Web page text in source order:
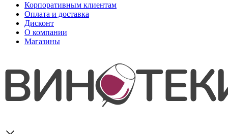
Корпоративным клиентам
Оплата и доставка
Дисконт
О компании
Магазины